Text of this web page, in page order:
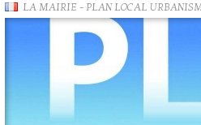
LA MAIRIE- PLAN LOCAL